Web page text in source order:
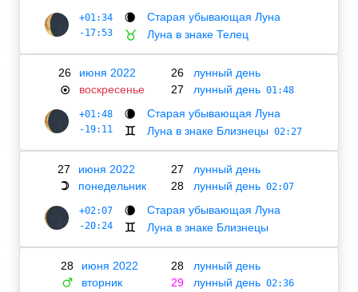
+01:34
-17:53
🌘 Старая убывающая Луна
♉ Луна в знаке Телец
26 июня 2022
☉ воскресенье
26
лунный день
27
лунный день 01:48
+01:48
-19:11
🌘 Старая убывающая Луна
♊ Луна в знаке Близнецы 02:27
27 июня 2022
☽ понедельник
27
лунный день
28
лунный день 02:07
+02:07
-20:24
🌘 Старая убывающая Луна
♊ Луна в знаке Близнецы
28 июня 2022
♂ вторник
28
лунный день
29
лунный день 02:36